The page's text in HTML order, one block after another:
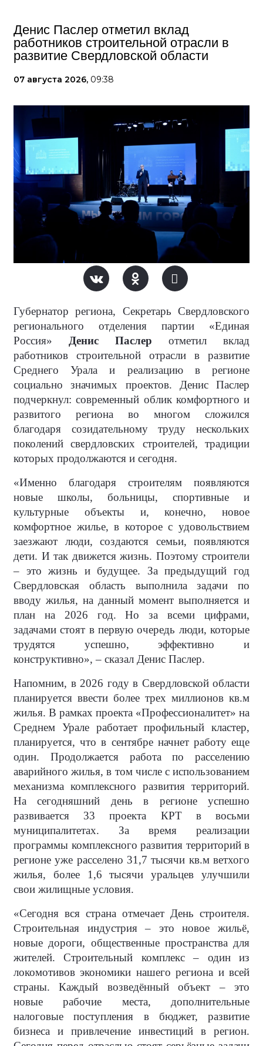
Денис Паслер отметил вклад
работников строительной отрасли в
развитие Свердловской области
07 августа 2026, 09:38
Губернатор региона, Секретарь Свердловского
регионального отделения партии «Единая
Россия» Денис Паслер отметил вклад
работников строительной отрасли в развитие
Среднего Урала и реализацию в регионе
социально значимых проектов. Денис Паслер
подчеркнул: современный облик комфортного и
развитого региона во многом сложился
благодаря созидательному труду нескольких
поколений свердловских строителей, традиции
которых продолжаются и сегодня.
«Именно благодаря строителям появляются
новые школы, больницы, спортивные и
культурные объекты и, конечно, новое
комфортное жилье, в которое с удовольствием
заезжают люди, создаются семьи, появляются
дети. И так движется жизнь. Поэтому строители
– это жизнь и будущее. За предыдущий год
Свердловская область выполнила задачи по
вводу жилья, на данный момент выполняется и
план на 2026 год. Но за всеми цифрами,
задачами стоят в первую очередь люди, которые
трудятся успешно, эффективно и
конструктивно», – сказал Денис Паслер.
Напомним, в 2026 году в Свердловской области
планируется ввести более трех миллионов кв.м
жилья. В рамках проекта «Профессионалитет» на
Среднем Урале работает профильный кластер,
планируется, что в сентябре начнет работу еще
один. Продолжается работа по расселению
аварийного жилья, в том числе с использованием
механизма комплексного развития территорий.
На сегодняшний день в регионе успешно
развивается 33 проекта КРТ в восьми
муниципалитетах. За время реализации
программы комплексного развития территорий в
регионе уже расселено 31,7 тысячи кв.м ветхого
жилья, более 1,6 тысячи уральцев улучшили
свои жилищные условия.
«Сегодня вся страна отмечает День строителя.
Строительная индустрия – это новое жильё,
новые дороги, общественные пространства для
жителей. Строительный комплекс – один из
локомотивов экономики нашего региона и всей
страны. Каждый возведённый объект – это
новые рабочие места, дополнительные
налоговые поступления в бюджет, развитие
бизнеса и привлечение инвестиций в регион.